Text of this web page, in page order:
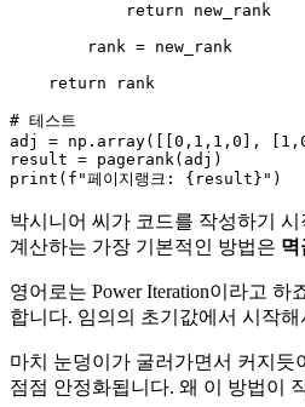
return new_rank
        rank = new_rank
return rank
# 테스트
adj = np.array([[ 0 , 1 , 1 , 0 ], [ 1 ,
print ( f"페이지랭크: {result} "
박시니어 씨가 코드를 작성하기
계산하는 가장 기본적인 방법은 멱
영어로는 Power Iteration이라고
합니다. 임의의 초기값에서 시작
마치 눈덩이가 굴러가면서 커지듯
점점 안정화됩니다. 왜 이 방법이